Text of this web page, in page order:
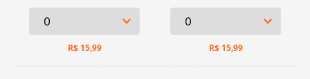
R$ 15,99 R$ 15,99